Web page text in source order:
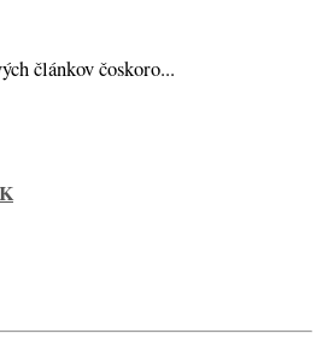
článkov čoskoro...